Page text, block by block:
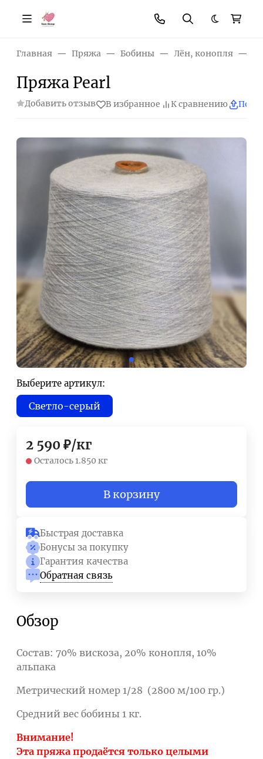
Темная
Главная Пряжа Бобины Лён, конопля
Пряжа Pearl
Добавить отзыв В избранное К сравнению
Выберите артикул:
Светло-серый
2 590 ₽/кг
Осталось 1.850 кг
В корзину
Быстрая доставка
Бонусы за покупку
Гарантия качества
Обратная связь
Обзор
Состав: 70% вискоза, 20% конопля, 10%
альпака
Метрический номер 1/28 (2800 м/100 гр.)
Средний вес бобины 1 кг.
Внимание!
Эта пряжа продаётся только целыми